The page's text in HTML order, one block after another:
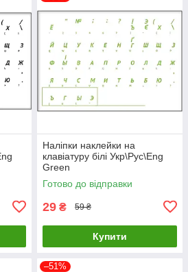
Наліпки наклейки на
клавіатуру білі Укр\Рус\Eng
Green
Готово до відправки
29 ₴ 59 ₴
Купити
–51%